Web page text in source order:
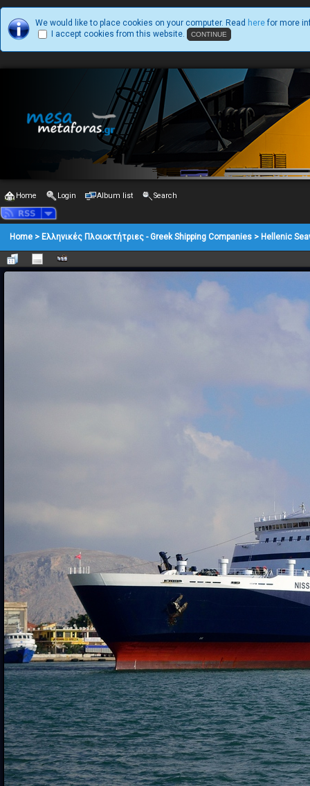
We would like to place cookies on your computer. Read here for more
I accept cookies from this website.
Home Login Album list Search
Home > Ελληνικές Πλοιοκτήτριες - Greek Shipping Companies > Hellenic